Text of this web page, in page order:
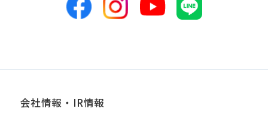
会社情報・IR情報